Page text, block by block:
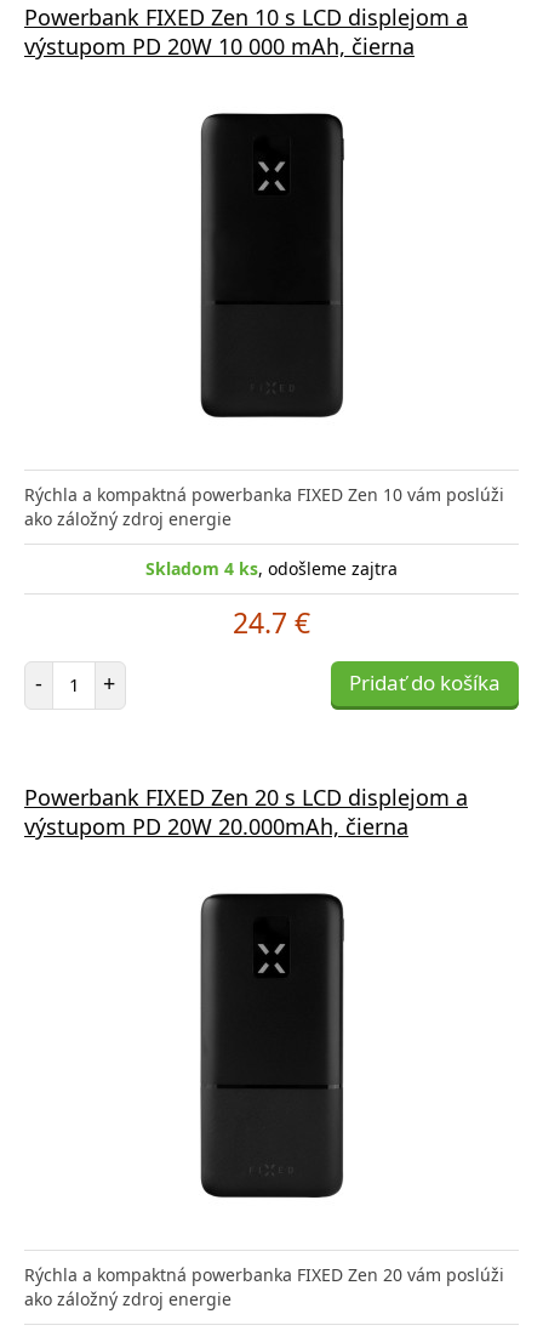
Powerbank FIXED Zen 10 s LCD displejom a
výstupom PD 20W 10 000 mAh, čierna
Rýchla a kompaktná powerbanka FIXED Zen 10 vám poslúži
ako záložný zdroj energie
Skladom 4 ks, odošleme zajtra
24.7 €
- Počet položiek
+ Pridať do košíka
Powerbank FIXED Zen 20 s LCD displejom a
výstupom PD 20W 20.000mAh, čierna
Rýchla a kompaktná powerbanka FIXED Zen 20 vám poslúži
ako záložný zdroj energie